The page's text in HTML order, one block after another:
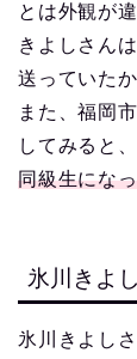
とは外観が
きよしさん
送っていた
また、福岡
してみると、
同級生にな
氷川きよ
氷川きよし